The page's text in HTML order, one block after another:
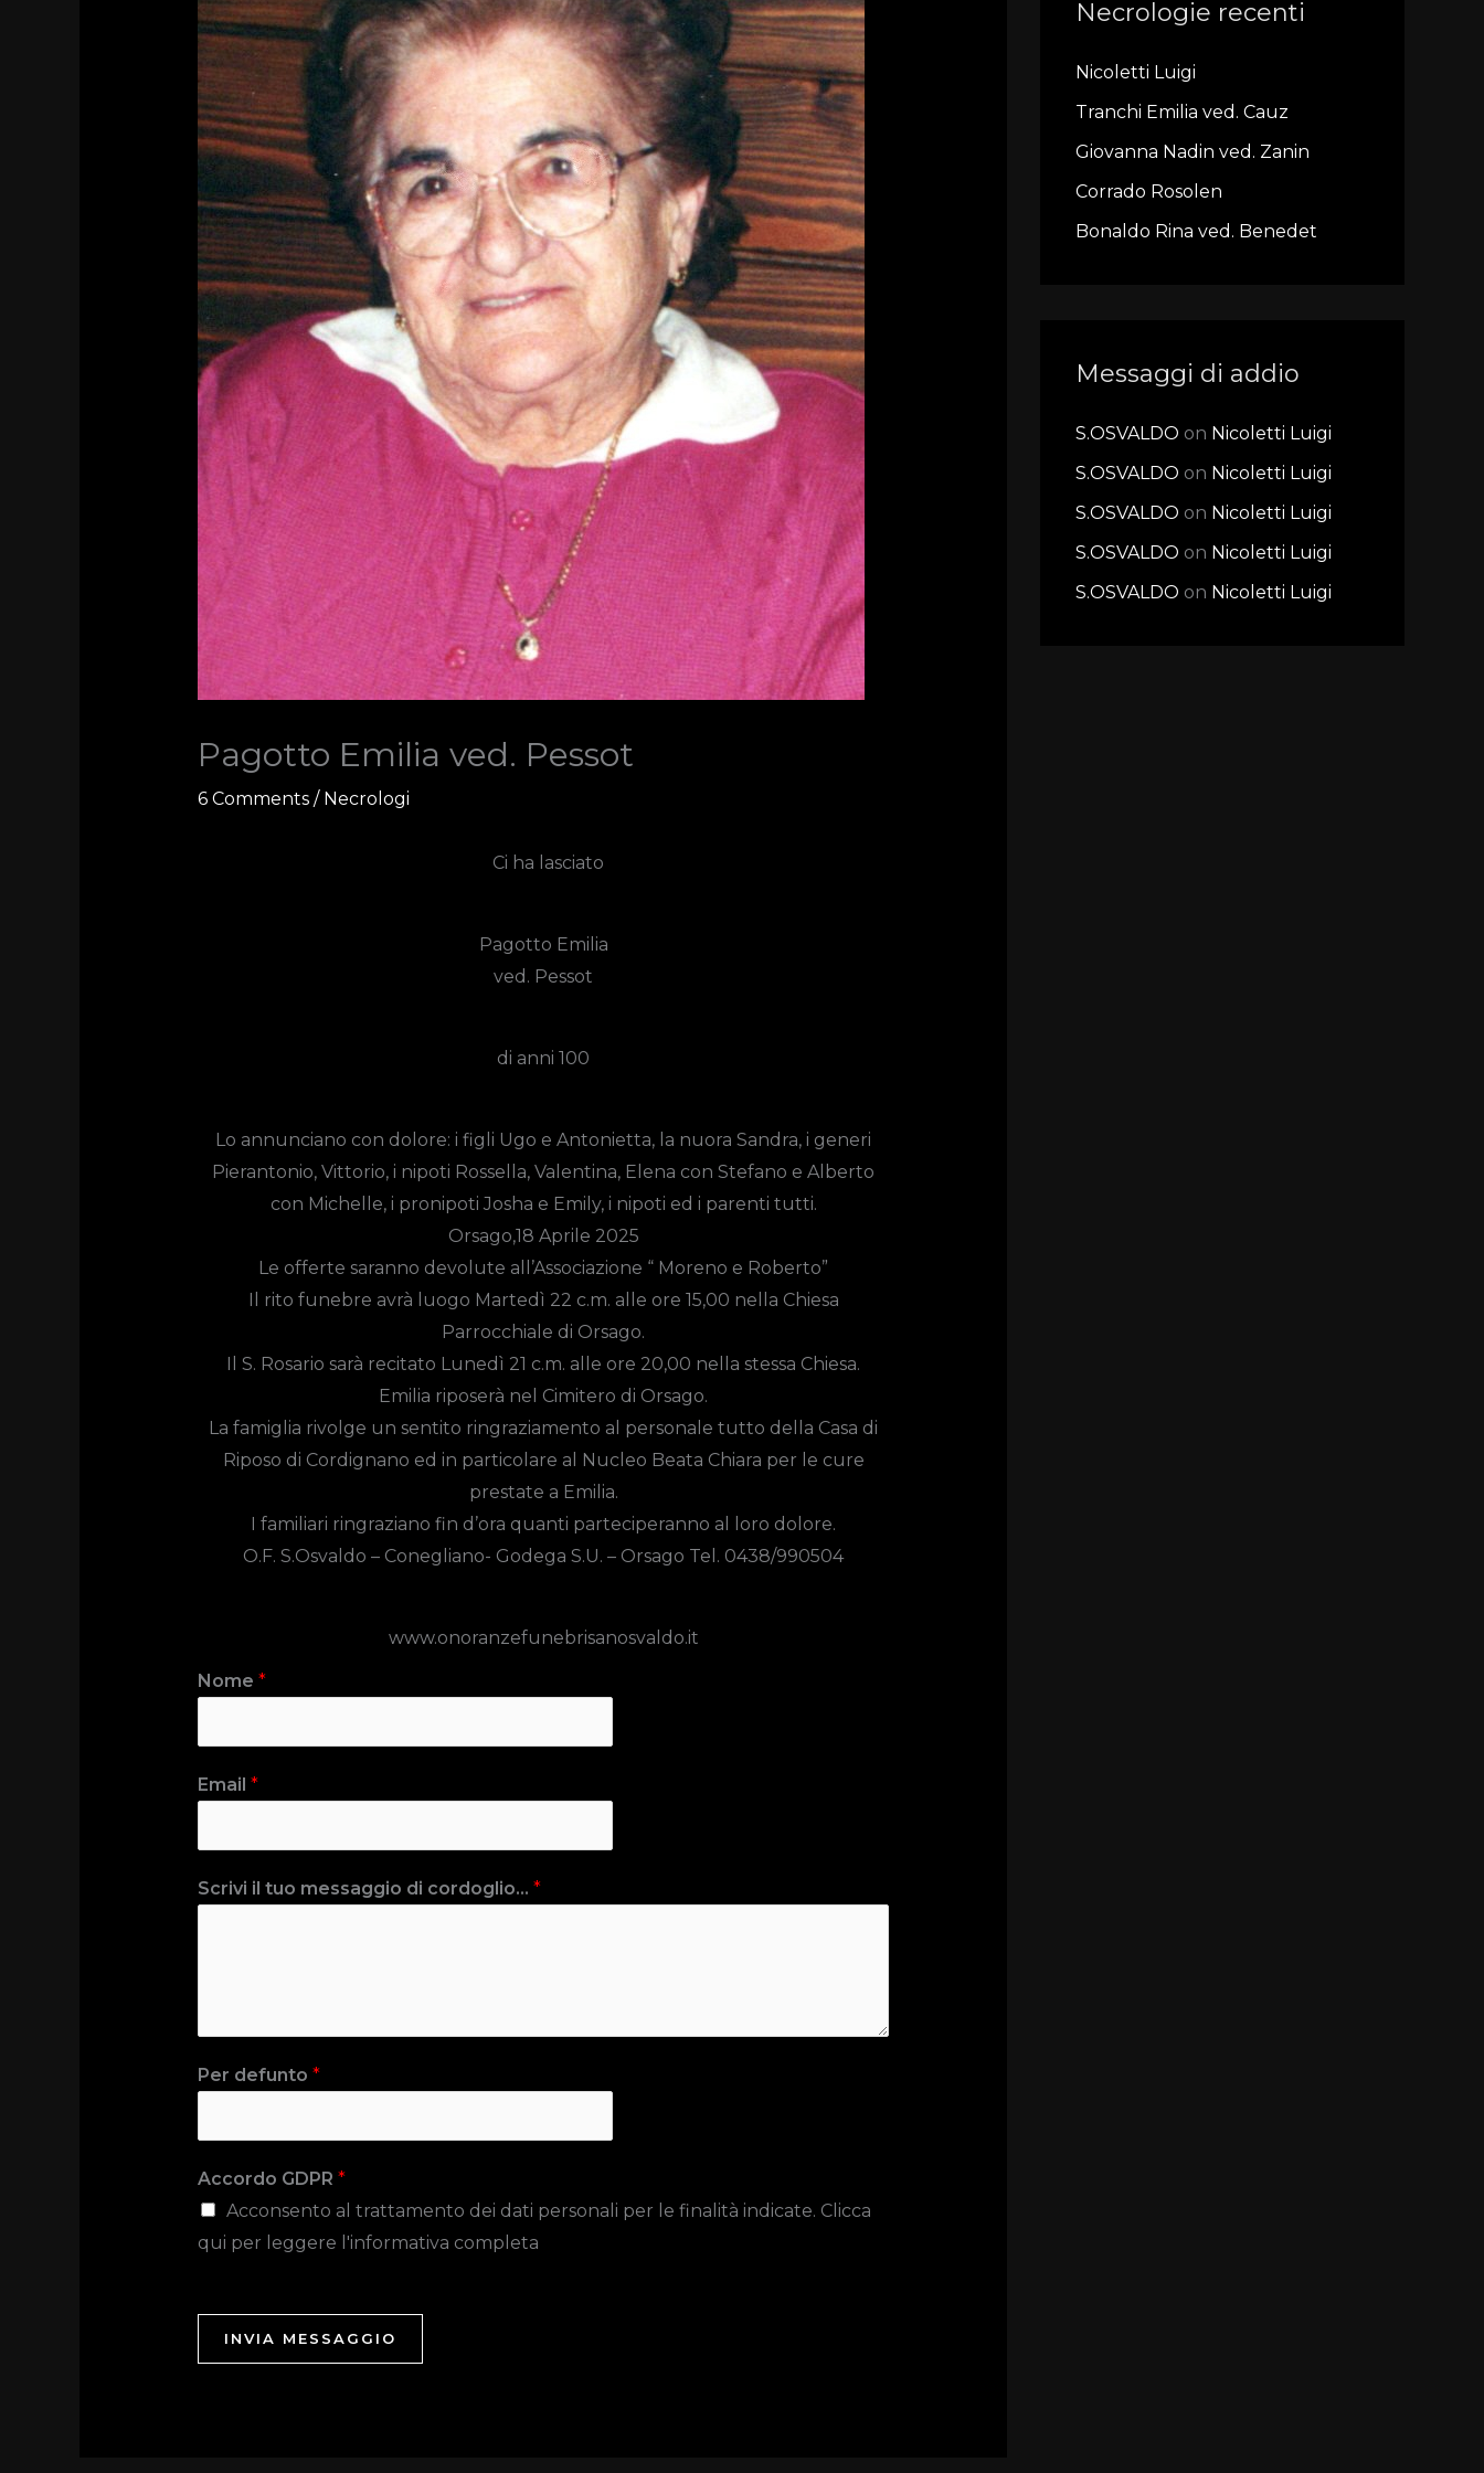
Pagotto Emilia ved. Pessot
6 Comments / Necrologi
Ci ha lasciato
Pagotto Emilia
ved. Pessot
di anni 100
Lo annunciano con dolore: i figli Ugo e Antonietta, la nuora Sandra, i generi
Pierantonio, Vittorio, i nipoti Rossella, Valentina, Elena con Stefano e Alberto
con Michelle, i pronipoti Josha e Emily, i nipoti ed i parenti tutti.
Orsago,18 Aprile 2025
Le offerte saranno devolute all’Associazione “ Moreno e Roberto”
Il rito funebre avrà luogo Martedì 22 c.m. alle ore 15,00 nella Chiesa
Parrocchiale di Orsago.
Il S. Rosario sarà recitato Lunedì 21 c.m. alle ore 20,00 nella stessa Chiesa.
Emilia riposerà nel Cimitero di Orsago.
La famiglia rivolge un sentito ringraziamento al personale tutto della Casa di
Riposo di Cordignano ed in particolare al Nucleo Beata Chiara per le cure
prestate a Emilia.
I familiari ringraziano fin d’ora quanti parteciperanno al loro dolore.
O.F. S.Osvaldo – Conegliano- Godega S.U. – Orsago Tel. 0438/990504
www.onoranzefunebrisanosvaldo.it
Nome *
Email *
Scrivi il tuo messaggio di cordoglio... *
Per defunto *
Accordo GDPR *
Acconsento al trattamento dei dati personali per le finalità indicate. Clicca
qui per leggere l'informativa completa
INVIA MESSAGGIO
c
f
o
r
:
Necrologie recenti
Nicoletti Luigi
Tranchi Emilia ved. Cauz
Giovanna Nadin ved. Zanin
Corrado Rosolen
Bonaldo Rina ved. Benedet
Messaggi di addio
S.OSVALDO on Nicoletti Luigi
S.OSVALDO on Nicoletti Luigi
S.OSVALDO on Nicoletti Luigi
S.OSVALDO on Nicoletti Luigi
S.OSVALDO on Nicoletti Luigi